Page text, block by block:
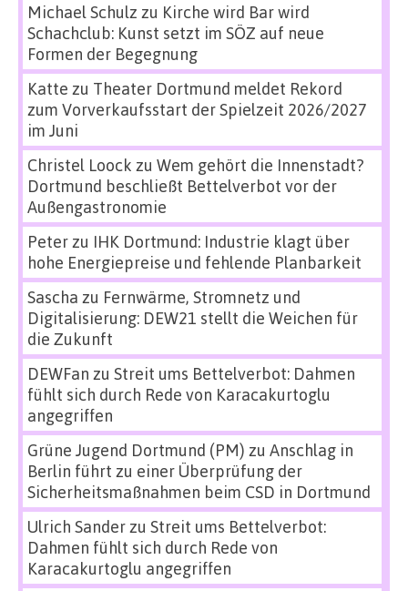
Michael Schulz zu Kirche wird Bar wird
Schachclub: Kunst setzt im SÖZ auf neue
Formen der Begegnung
Katte zu Theater Dortmund meldet Rekord
zum Vorverkaufsstart der Spielzeit 2026/2027
im Juni
Christel Loock zu Wem gehört die Innenstadt?
Dortmund beschließt Bettelverbot vor der
Außengastronomie
Peterzu IHK Dortmund: Industrie klagt über
hohe Energiepreise und fehlende Planbarkeit
Sascha zu Fernwärme, Stromnetz und
Digitalisierung: DEW21 stellt die Weichen für
die Zukunft
DEWFan zu Streit ums Bettelverbot: Dahmen
fühlt sich durch Rede von Karacakurtoglu
angegriffen
Grüne Jugend Dortmund (PM) zu Anschlag in
Berlin führt zu einer Überprüfung der
Sicherheitsmaßnahmen beim CSD in Dortmund
Ulrich Sanderzu Streit ums Bettelverbot:
Dahmen fühlt sich durch Rede von
Karacakurtoglu angegriffen